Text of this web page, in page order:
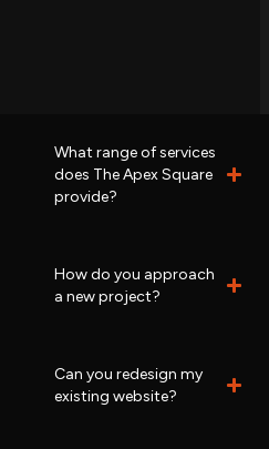
What range of services
does The Apex Square
provide?
How do you approach
a new project?
Can you redesign my
existing website?